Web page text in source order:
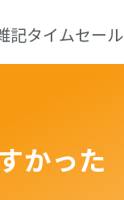
記タイムセール
かった